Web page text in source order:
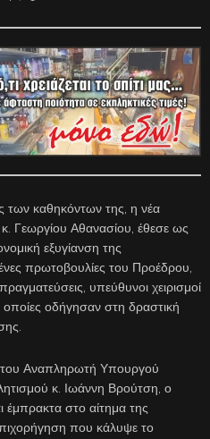
καθηκόντων της, η νέα
Γεωργίου Αθανασίου, έθεσε ως
εξυγίανση της
πρωτοβουλίες του Προέδρου,
υπεύθυνοι χειρισμοί
οποίες οδήγησαν στη δραστική
του Αναπληρωτή Υπουργού
κ. Ιωάννη Βρούτση, ο
έμπρακτα στο αίτημα της
που κάλυψε το